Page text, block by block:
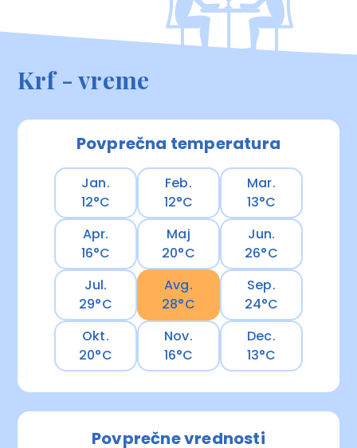
Krf - vreme
Povprečna temperatura
Jan.
12°C
Feb.
12°C
Mar.
13°C
Apr.
16°C
Maj
20°C
Jun.
26°C
Jul.
29°C
Avg.
28°C
Sep.
24°C
Okt.
20°C
Nov.
16°C
Dec.
13°C
Povprečne vrednosti